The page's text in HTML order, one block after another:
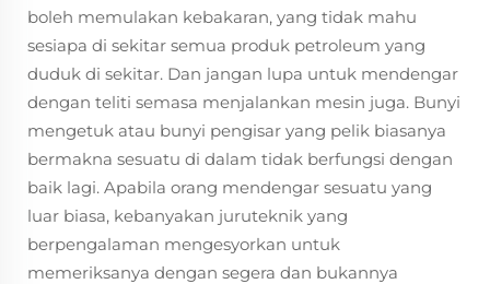
boleh memulakan kebakaran, yang tidak mahu
sesiapa di sekitar semua produk petroleum yang
duduk di sekitar. Dan jangan lupa untuk mendengar
dengan teliti semasa menjalankan mesin juga. Bunyi
mengetuk atau bunyi pengisar yang pelik biasanya
bermakna sesuatu di dalam tidak berfungsi dengan
baik lagi. Apabila orang mendengar sesuatu yang
luar biasa, kebanyakan juruteknik yang
berpengalaman mengesyorkan untuk
memeriksanya dengan segera dan bukannya